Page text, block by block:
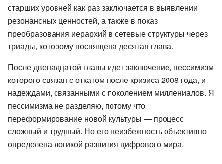
старших уровней как раз заключается в выявлении
резонансных ценностей, а также в показ
преобразования иерархий в сетевые структуры через
триады, которому посвящена десятая глава.
После двенадцатой главы идет заключение, пессимизм
которого связан с откатом после кризиса 2008 года, и
надеждами, связанными с поколением миллениалов. Я
пессимизма не разделяю, потому что
переформирование новой культуры — процесс
сложный и трудный. Но его неизбежность объективно
определена логикой развития цифрового мира.